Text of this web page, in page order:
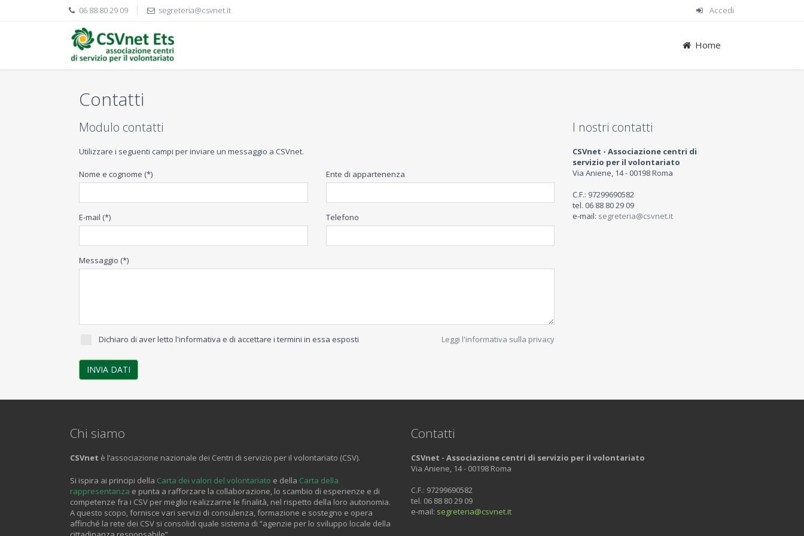
06 88 80 29 09 segreteria@csvnet.it Accedi
Home
Contatti
Modulo contatti
Utilizzare i seguenti campi per inviare un messaggio a CSVnet.
Nome e cognome (*)
E-mail (*)
Ente di appartenenza
Telefono
Messaggio (*)
Dichiaro di aver letto l'informativa e di accettare i termini in essa esposti Leggi l'informativa sulla privacy
INVIA DATI
I nostri contatti
CSVnet - Associazione centri di
servizio per il volontariato
Via Aniene, 14 - 00198 Roma
C.F.: 97299690582
tel. 06 88 80 29 09
e-mail: segreteria@csvnet.it
Chi siamo
CSVnet è l’associazione nazionale dei Centri di servizio per il volontariato (CSV).
Si ispira ai principi della Carta dei valori del volontariato e della Carta della
rappresentanza e punta a rafforzare la collaborazione, lo scambio di esperienze e di
competenze fra i CSV per meglio realizzarne le finalità, nel rispetto della loro autonomia.
A questo scopo, fornisce vari servizi di consulenza, formazione e sostegno e opera
affinché la rete dei CSV si consolidi quale sistema di “agenzie per lo sviluppo locale della
Contatti
CSVnet - Associazione centri di servizio per il volontariato
Via Aniene, 14 - 00198 Roma
C.F.: 97299690582
tel. 06 88 80 29 09
e-mail: segreteria@csvnet.it